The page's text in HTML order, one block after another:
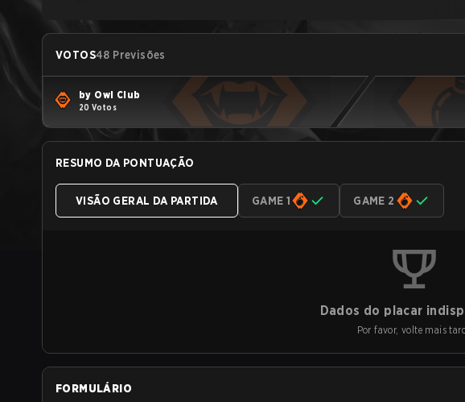
VOTOS48 Previsões
by Owl Club
20 Votos
RESUMO DA PONTUAÇÃO
VISÃO GERAL DA PARTIDA GAME 1 GAME 2
Dados do placar
Por favor, volte mais
FORMULÁRIO